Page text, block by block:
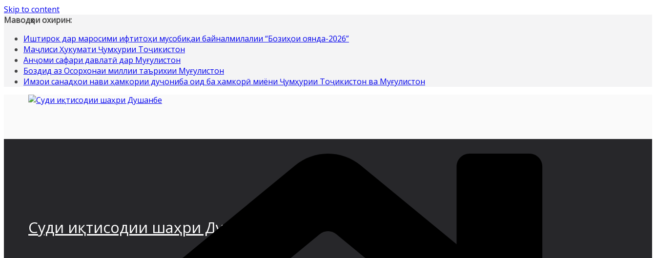
Skip to content
Маводҳои охирин:
Иштирок дар маросими ифтитоҳи мусобиқаи байналмилалии “Бозиҳои оянда-2026”
Маҷлиси Ҳукумати Ҷумҳурии Тоҷикистон
Анҷоми сафари давлатӣ дар Муғулистон
Боздид аз Осорхонаи миллии таърихии Муғулистон
Имзои санадҳои нави ҳамкории дуҷониба оид ба ҳамкорӣ миёни Ҷумҳурии Тоҷикистон ва Муғулистон
Суди иқтисодии шаҳри Душанбе